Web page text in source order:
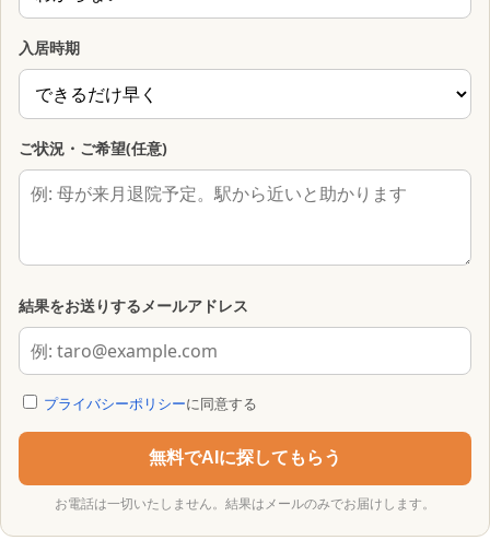
入居時期
ご状況・ご希望(任意)
結果をお送りするメールアドレス
プライバシーポリシーに同意する
無料でAIに探してもらう
お電話は一切いたしません。結果はメールのみでお届けします。